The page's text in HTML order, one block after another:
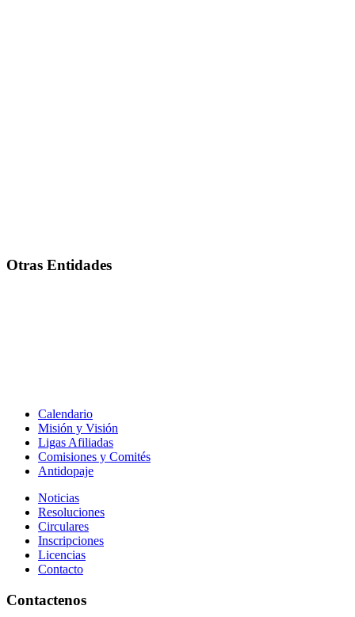
Otras Entidades
Calendario
Misión y Visión
Ligas Afiliadas
Comisiones y Comités
Antidopaje
Noticias
Resoluciones
Circulares
Inscripciones
Licencias
Contacto
Contactenos